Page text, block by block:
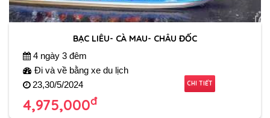
BẠC LIÊU- CÀ MAU- CHÂU ĐỐC
4 ngày 3 đêm
Đi và về bằng xe du lịch
23,30/5/2024
4,975,000đ
CHI TIẾT